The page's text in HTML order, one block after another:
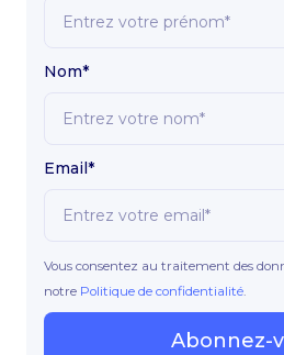
Nom*
Email*
Vous consentez au traitement des
notre Politique de confidentialité.
Abonnez-